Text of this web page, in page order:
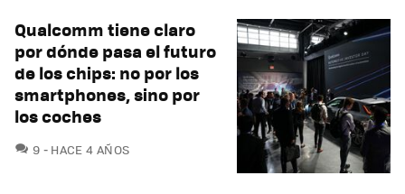
Qualcomm tiene claro
por dónde pasa el futuro
de los chips: no por los
smartphones, sino por
los coches
9 COMENTARIOS
HACE 4 AÑOS